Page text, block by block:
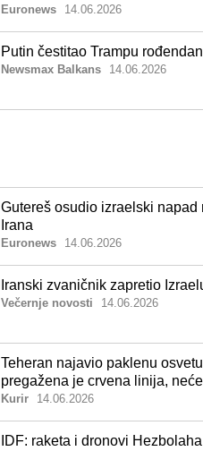
Euronews 14.06.2026
Putin čestitao Trampu
Newsmax Balkans 14.06.2026
Gutereš osudio izraelski
Irana
Euronews 14.06.2026
Iranski zvaničnik zapretio
Večernje novosti 14.06.2026
Teheran najavio paklenu
pregažena je crvena linija,
Kurir 14.06.2026
IDF: raketa i dronovi